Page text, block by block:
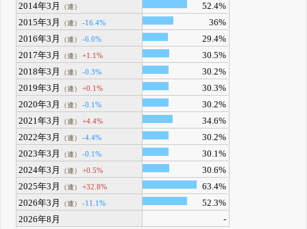
2014年3月
（連）
52.4%
2015年3月
（連） -16.4%
36%
2016年3月
（連） -6.6%
29.4%
2017年3月
（連） +1.1%
30.5%
2018年3月
（連） -0.3%
30.2%
2019年3月
（連） +0.1%
30.3%
2020年3月
（連） -0.1%
30.2%
2021年3月
（連） +4.4%
34.6%
2022年3月
（連） -4.4%
30.2%
2023年3月
（連） -0.1%
30.1%
2024年3月
（連） +0.5%
30.6%
2025年3月
（連） +32.8%
63.4%
2026年3月
（連） -11.1%
52.3%
2026年8月
-